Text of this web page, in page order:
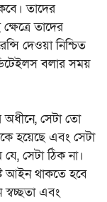
তাদের
তাদের
দেওয়া নিশ্চিত
বলার সময়
সেটা তো
হয়েছে এবং সেটা
সেটা ঠিক না।
আইন থাকতে হবে
স্বচ্ছতা এবং